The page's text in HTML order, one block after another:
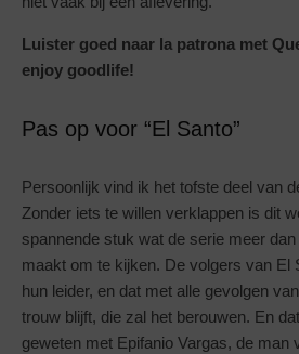
Luister goed naar la patrona met
enjoy goodlife!
Pas op voor “El Santo”
Persoonlijk vind ik het tofste deel van
Zonder iets te willen verklappen is dit
spannende stuk wat de serie meer
maakt om te kijken. De volgers van El
hun leider, en dat met alle gevolgen
trouw blijft, die zal het berouwen. En
geweten met Epifanio Vargas, de man